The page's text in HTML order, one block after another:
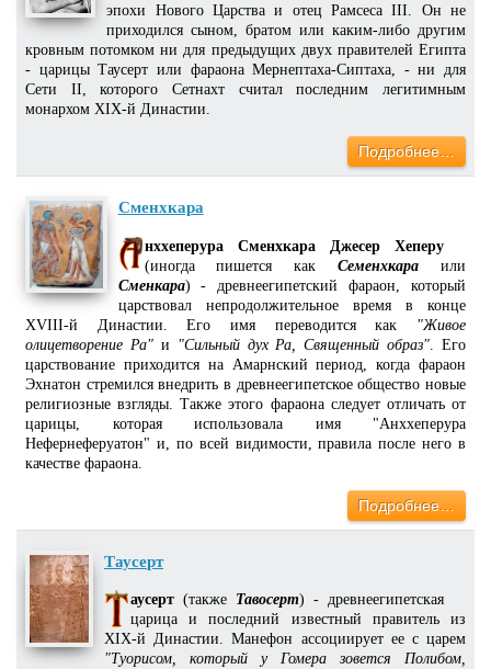
эпохи Нового Царства и отец Рамсеса III. Он не
приходился сыном, братом или каким-либо другим
кровным потомком ни для предыдущих двух правителей Египта
- царицы Таусерт или фараона Мернептаха-Сиптаха, - ни для
Сети II, которого Сетнахт считал последним легитимным
монархом XIX-й Династии.
Подробнее…
Сменхкара
нххеперура Сменхкара Джесер Хеперу
(иногда пишется какСеменхкара или
Сменкара) - древнеегипетский фараон, который
царствовал непродолжительное время в конце
XVIII-й Династии. Его имя переводится как "Живое
олицетворение Ра"и "Сильный дух Ра, Священный образ" . Его
царствование приходится на Амарнский период, когда фараон
Эхнатон стремился внедрить в древнеегипетское общество новые
религиозные взгляды. Также этого фараона следует отличать от
царицы, которая использовала имя "Анххеперура
Нефернеферуатон" и, по всей видимости, правила после него в
качестве фараона.
Подробнее…
Таусерт
аусерт (также Тавосерт) - древнеегипетская
царица и последний известный правитель из
XIX-й Династии. Манефон ассоциирует ее с царем
"Туорисом, который у Гомера зовется Полибом,